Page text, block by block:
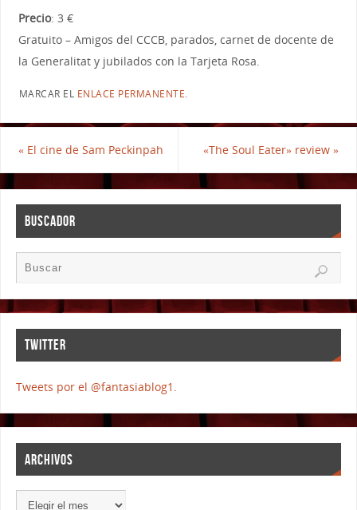
Precio: 3 €
Gratuito – Amigos del CCCB, parados, carnet de docente de
la Generalitat y jubilados con la Tarjeta Rosa.
MARCAR EL ENLACE PERMANENTE.
«El cine de Sam Peckinpah «The Soul Eater» review»
BUSCADOR
TWITTER
Tweets por el @fantasiablog1.
ARCHIVOS